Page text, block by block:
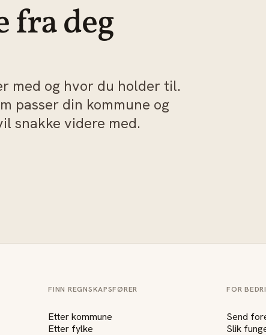
fra deg
med og hvor du holder til.
passer din kommune og
snakke videre med.
FINN REGNSKAPSFØRER
Etter kommune
Etter fylke
FOR
Send
Slik